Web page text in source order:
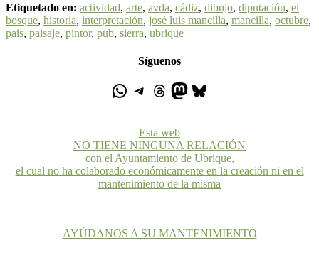
Etiquetado en: actividad, arte, avda, cádiz, dibujo, diputación, el
bosque, historia, interpretación, josé luis mancilla, mancilla, octubre,
pais, paisaje, pintor, pub, sierra, ubrique
Síguenos
Esta web
NO TIENE NINGUNA RELACIÓN
con el Ayuntamiento de Ubrique,
el cual no ha colaborado económicamente en la creación ni en el
mantenimiento de la misma
AYÚDANOS A SU MANTENIMIENTO